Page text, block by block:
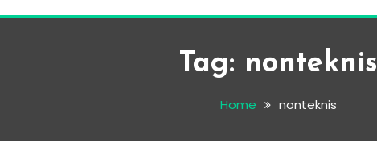
Tag: nonteknis
Home nonteknis